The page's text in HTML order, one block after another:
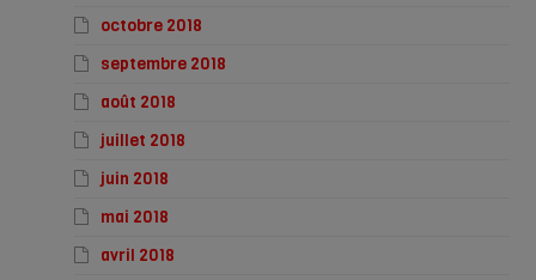
octobre 2018
septembre 2018
août 2018
juillet 2018
juin 2018
mai 2018
avril 2018